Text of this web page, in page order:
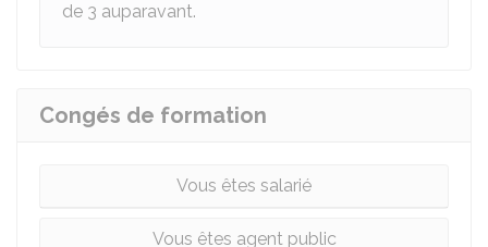
de 3 auparavant.
Congés de formation
Vous êtes salarié
Vous êtes agent public